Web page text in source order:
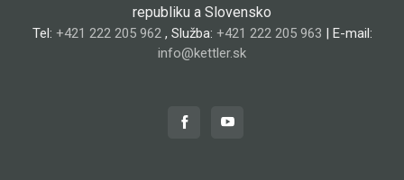
republiku a Slovensko
Tel: +421 222 205 962, Služba: +421 222 205 963 | E-mail:
info@kettler.sk